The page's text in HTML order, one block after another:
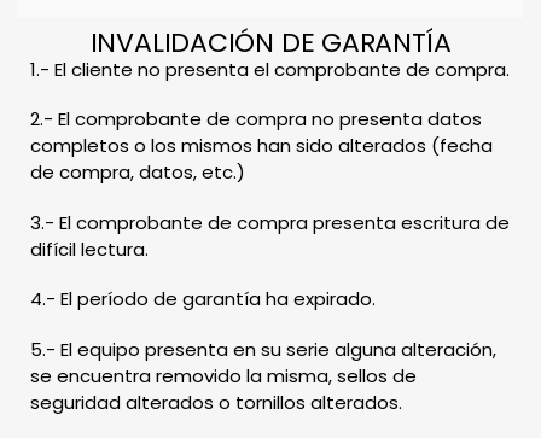
INVALIDACIÓN DE GARANTÍA
1.- El cliente no presenta el comprobante de compra.
2.- El comprobante de compra no presenta datos
completos o los mismos han sido alterados (fecha
de compra, datos, etc.)
3.- El comprobante de compra presenta escritura de
difícil lectura.
4.- El período de garantía ha expirado.
5.- El equipo presenta en su serie alguna alteración,
se encuentra removido la misma, sellos de
seguridad alterados o tornillos alterados.